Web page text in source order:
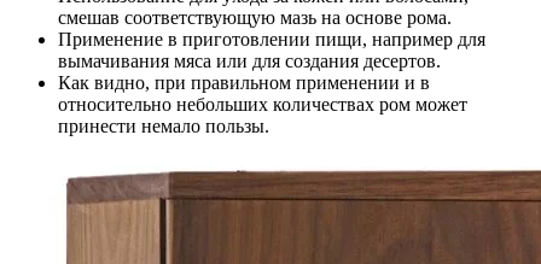
смешав соответствующую мазь на основе рома.
Применение в приготовлении пищи, например для
вымачивания мяса или для создания десертов.
Как видно, при правильном применении и в
относительно небольших количествах ром может
принести немало пользы.